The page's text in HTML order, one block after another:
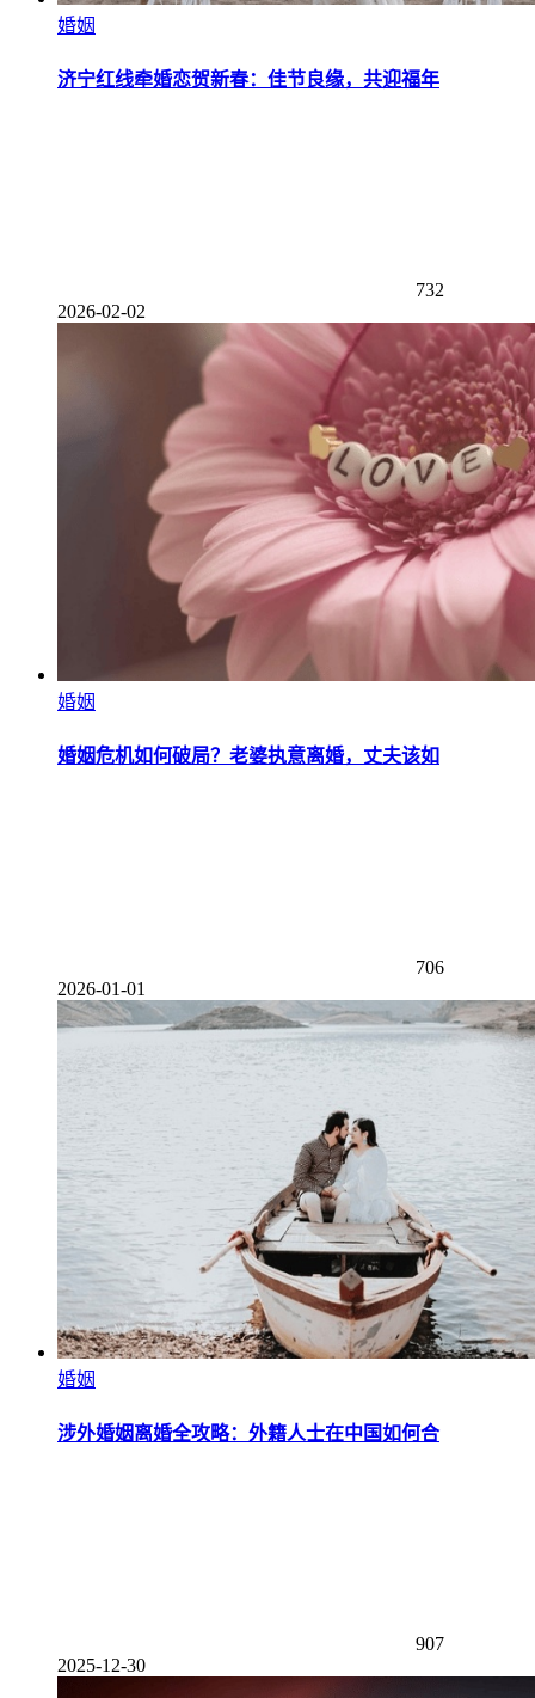
婚姻
济宁红线牵婚恋贺新春：佳节良缘，共迎福年
732
2026-02-02
婚姻
婚姻危机如何破局？老婆执意离婚，丈夫该如
706
2026-01-01
婚姻
涉外婚姻离婚全攻略：外籍人士在中国如何合
907
2025-12-30